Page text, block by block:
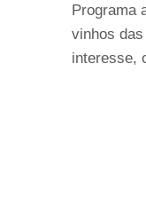
Programa
vinhos
interesse,